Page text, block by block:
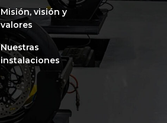
Misión, visión y
valores
Nuestras
instalaciones